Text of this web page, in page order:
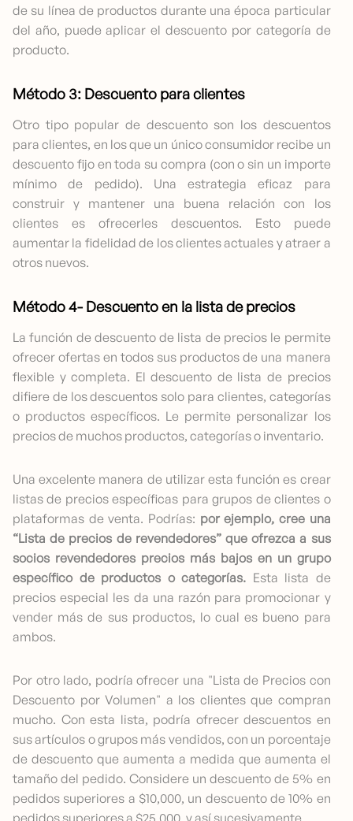
de su línea de productos durante una época particular
del año, puede aplicar el descuento por categoría de
producto.
Método 3: Descuento para clientes
Otro tipo popular de descuento son los descuentos
para clientes, en los que un único consumidor recibe un
descuento fijo en toda su compra (con o sin un importe
mínimo de pedido). Una estrategia eficaz para
construir y mantener una buena relación con los
clientes es ofrecerles descuentos. Esto puede
aumentar la fidelidad de los clientes actuales y atraer a
otros nuevos.
Método 4- Descuento en la lista de precios
La función de descuento de lista de precios le permite
ofrecer ofertas en todos sus productos de una manera
flexible y completa. El descuento de lista de precios
difiere de los descuentos solo para clientes, categorías
o productos específicos. Le permite personalizar los
precios de muchos productos, categorías o inventario.
Una excelente manera de utilizar esta función es crear
listas de precios específicas para grupos de clientes o
plataformas de venta. Podrías: por ejemplo, cree una
“Lista de precios de revendedores” que ofrezca a sus
socios revendedores precios más bajos en un grupo
específico de productos o categorías. Esta lista de
precios especial les da una razón para promocionar y
vender más de sus productos, lo cual es bueno para
ambos.
Por otro lado, podría ofrecer una "Lista de Precios con
Descuento por Volumen" a los clientes que compran
mucho. Con esta lista, podría ofrecer descuentos en
sus artículos o grupos más vendidos, con un porcentaje
de descuento que aumenta a medida que aumenta el
tamaño del pedido. Considere un descuento de 5% en
pedidos superiores a $10,000, un descuento de 10% en